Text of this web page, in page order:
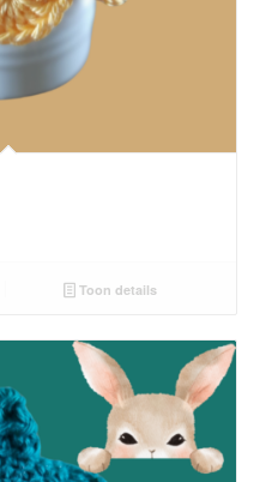
Toon details